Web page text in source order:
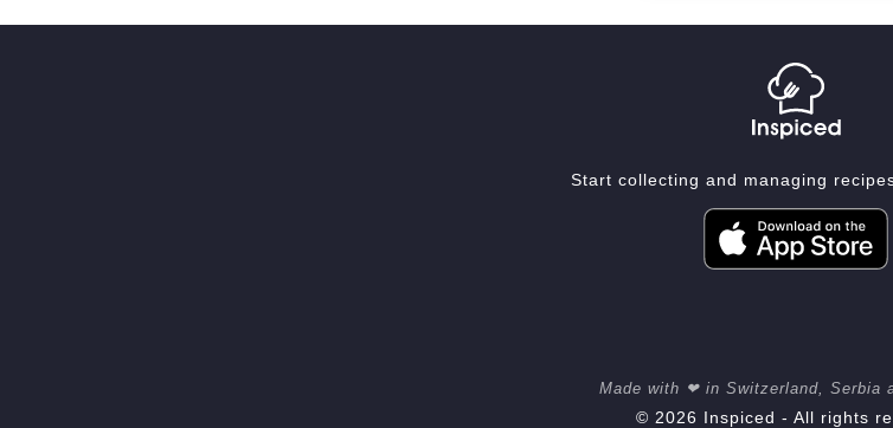
Start collecting and managing
Made with ❤ in Switzerland, Serbia
© 2026 Inspiced - All rights